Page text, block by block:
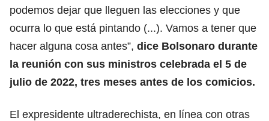
podemos dejar que lleguen las elecciones y que
ocurra lo que está pintando (...). Vamos a tener que
hacer alguna cosa antes”, dice Bolsonaro durante
la reunión con sus ministros celebrada el 5 de
julio de 2022, tres meses antes de los comicios.
El expresidente ultraderechista, en línea con otras